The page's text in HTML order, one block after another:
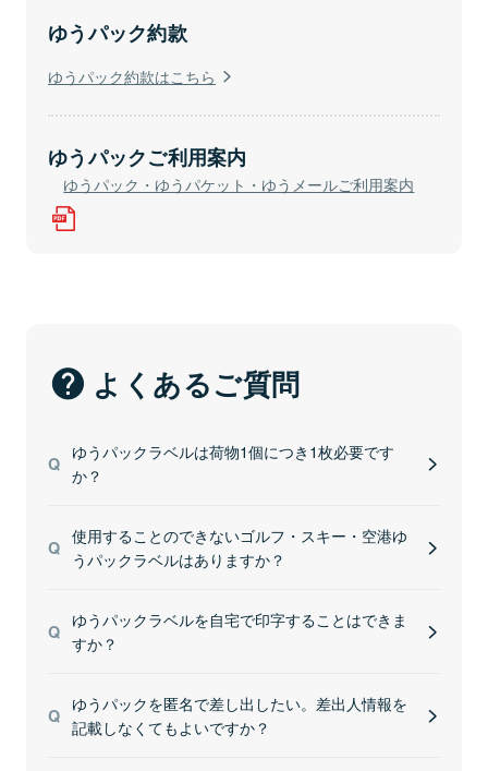
内容品に航空危険物が含まれていませんか？
ゆうパック約款
ゆうパック約款はこちら
ゆうパックご利用案内
ゆうパック・ゆうパケット・ゆうメールご利用案内
よくあるご質問
ゆうパックラベルは荷物1個につき1枚必要です
か？
使用することのできないゴルフ・スキー・空港ゆ
うパックラベルはありますか？
ゆうパックラベルを自宅で印字することはできま
すか？
ゆうパックを匿名で差し出したい。差出人情報を
記載しなくてもよいですか？